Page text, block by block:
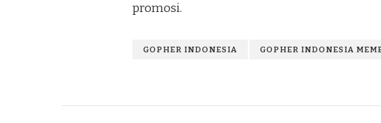
promosi.
GOPHER INDONESIA GOPHER INDONESIA